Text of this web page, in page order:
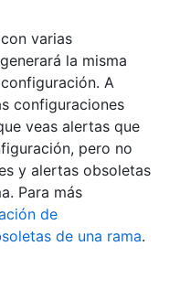
varias
la misma
A
configuraciones
veas alertas que
pero no
y alertas obsoletas
Para más
de
de una rama.